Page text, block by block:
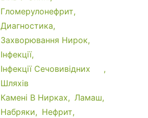
Гломерулонефрит
Диагностика
Захворювання Нирок
Інфекції
Інфекції Сечовивідних
Шляхів
Камені В Нирках
Ламаш
Набряки
Нефрит